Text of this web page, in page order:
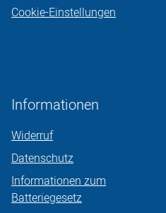
Cookie-Einstellungen
Informationen
Widerruf
Datenschutz
Informationen zum
Batteriegesetz